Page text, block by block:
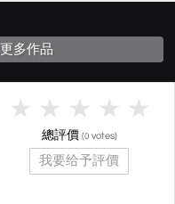
更多作品
總評價 (0 votes)
我要给予評價